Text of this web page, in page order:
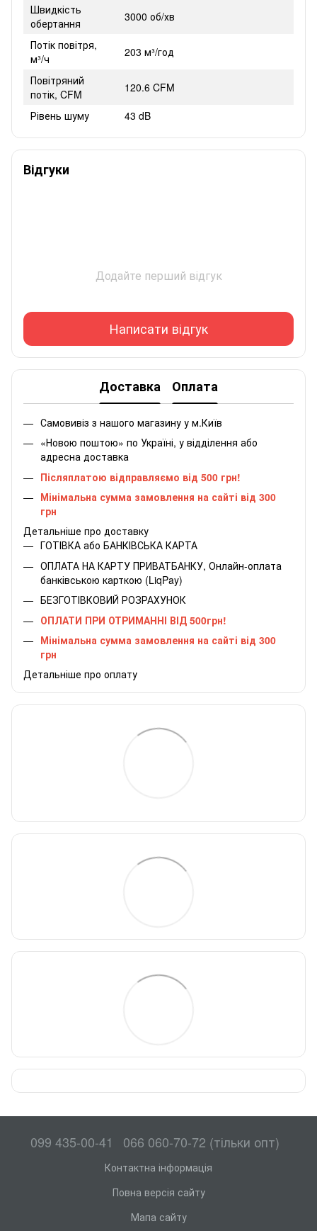
Швидкість
обертання
3000 об/хв
Потік повітря,
м³/ч
203 м³/год
Повітряний
потік, CFM
120.6 CFM
Рівень шуму
43 dB
Відгуки
Додайте перший відгук
Написати відгук
Доставка Оплата
Самовивіз з нашого магазину у м.Київ
«Новою поштою» по Україні, у відділення або
адресна доставка
Післяплатою відправляємо від 500 грн!
Мінімальна сумма замовлення на сайті від 300
грн
Детальніше про доставку
ГОТІВКА або БАНКІВСЬКА КАРТА
ОПЛАТА НА КАРТУ ПРИВАТБАНКУ, Онлайн-оплата
банківською карткою (LiqPay)
БЕЗГОТІВКОВИЙ РОЗРАХУНОК
ОПЛАТИ ПРИ ОТРИМАННІ ВІД 500грн!
Мінімальна сумма замовлення на сайті від 300
грн
Детальніше про оплату
099 435-00-41 066 060-70-72 (тільки опт)
Контактна інформація
Повна версія сайту
Мапа сайту